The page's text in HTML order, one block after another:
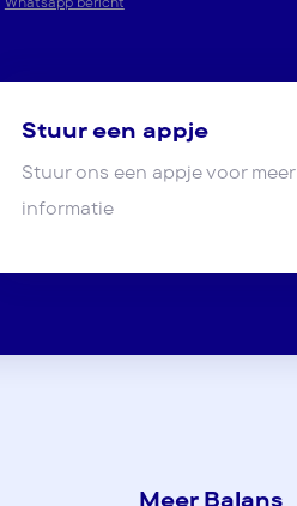
Stuur een appje
Stuur ons een appje voor meer
informatie
Meer Balans